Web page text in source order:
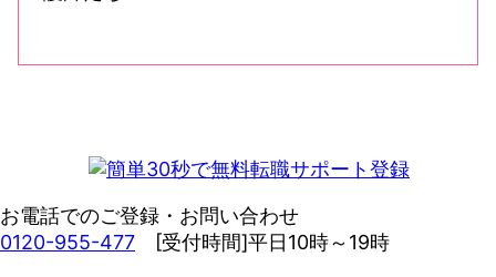
お電話でのご登録・お問い合わせ
0120-955-477 [受付時間]平日10時～19時